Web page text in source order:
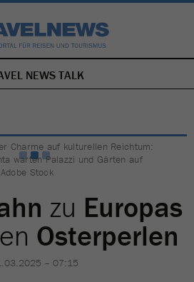
NAVIGATION
ÜBERSPRINGEN
NEWS TALK
Charme auf kulturellen Reichtum:
warten Palazzi und Gärten auf
Stock
zu Europas
Osterperlen
– 07:15